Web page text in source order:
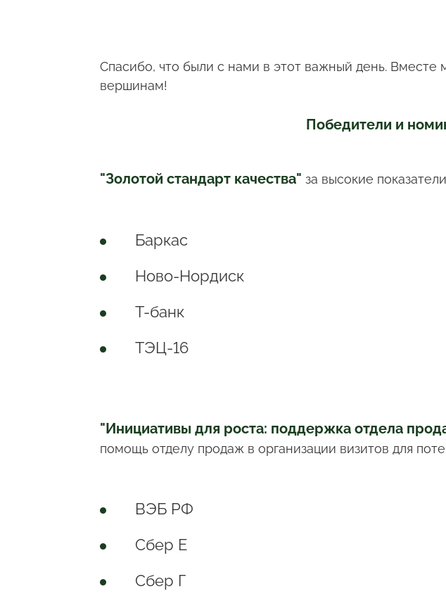
Спасибо, что были с нами в этот важный день.
вершинам!
Победители и
"Золотой стандарт качества" за высокие
Баркас
Ново-Нордиск
Т-банк
ТЭЦ-16
"Инициативы для роста: поддержка отдела
помощь отделу продаж в организации визитов для
ВЭБ РФ
Сбер Е
Сбер Г